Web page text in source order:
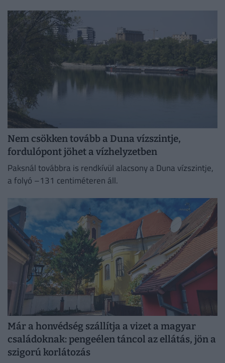
Nem csökken tovább a Duna vízszintje,
fordulópont jöhet a vízhelyzetben
Paksnál továbbra is rendkívül alacsony a Duna vízszintje,
a folyó –131 centiméteren áll.
Már a honvédség szállítja a vizet a magyar
családoknak: pengeélen táncol az ellátás, jön a
szigorú korlátozás